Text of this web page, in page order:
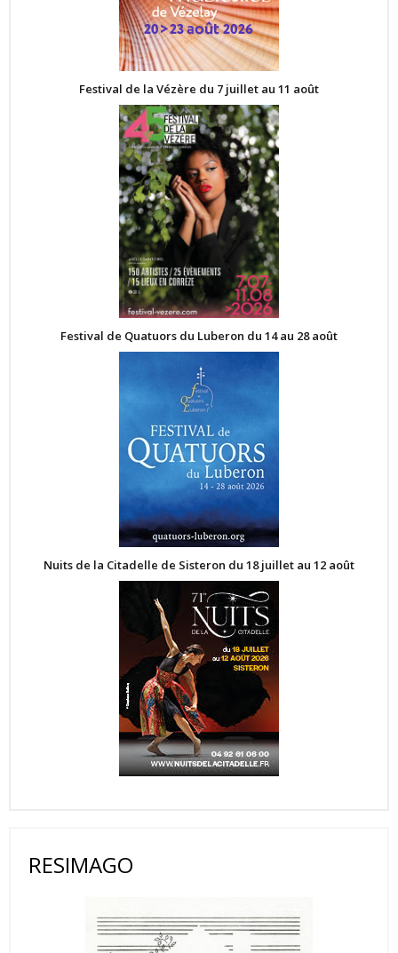
Festival de la Vézère du 7 juillet au 11 août
Festival de Quatuors du Luberon du 14 au 28 août
Nuits de la Citadelle de Sisteron du 18 juillet au 12 août
RESIMAGO